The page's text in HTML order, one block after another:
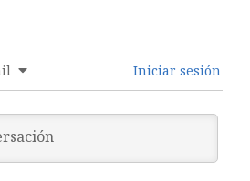
Iniciar sesión